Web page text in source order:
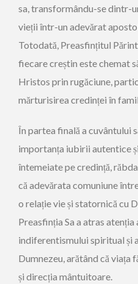
sa, transformându-se dintr-
vieții într-un adevărat
Totodată, Preasfințitul
fiecare creștin este chemat
Hristos prin rugăciune,
mărturisirea credinței în
În partea finală a cuvântului
importanța iubirii autentice
întemeiate pe credință,
că adevărata comuniune
o relație vie și statornică cu
Preasfinția Sa a atras
indiferentismului spiritual și
Dumnezeu, arătând că viața
și direcția mântuitoare.